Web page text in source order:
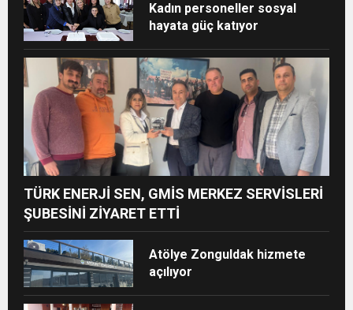
Kadın personeller sosyal
hayata güç katıyor
TÜRK ENERJİ SEN, GMİS MERKEZ SERVİSLERİ
ŞUBESİNİ ZİYARET ETTİ
Atölye Zonguldak hizmete
açılıyor